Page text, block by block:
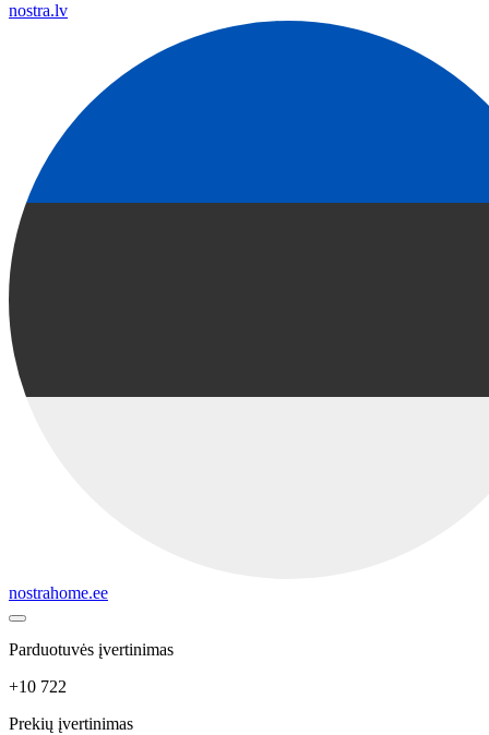
nostra.lv
nostrahome.ee
Parduotuvės įvertinimas
+10 722
Prekių įvertinimas